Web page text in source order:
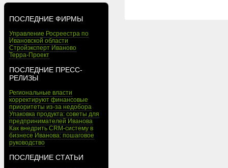
ПОСЛЕДНИЕ ФИРМЫ
Управление Росреестра по
Ивановской области
Стройэксперт Иваново
Терра-Проект
ПОСЛЕДНИЕ ПРЕСС-
РЕЛИЗЫ
Региональные власти
корректируют финансовые
приоритеты из-за недобора
Упаковка продукта: советы для
предпринимателей Иванова
Как внедрить CRM-систему в
бизнесе Иванова: пошаговое
руководство
ПОСЛЕДНИЕ СТАТЬИ